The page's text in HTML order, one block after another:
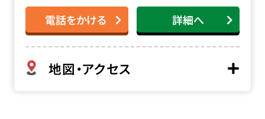
電話をかける 詳細へ
地図・アクセス